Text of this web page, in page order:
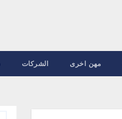
مهن اخرى الشركات